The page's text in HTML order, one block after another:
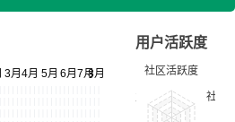
用户活跃度